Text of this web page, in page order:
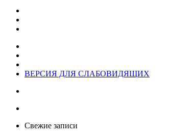
ВЕРСИЯ ДЛЯ СЛАБОВИДЯЩИХ
Свежие записи